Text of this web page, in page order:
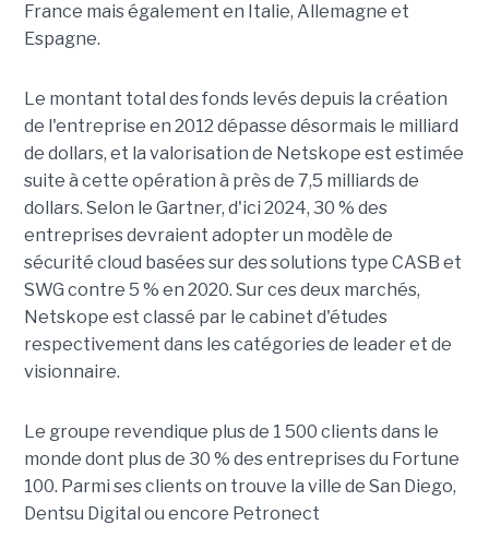
France mais également en Italie, Allemagne et
Espagne.
Le montant total des fonds levés depuis la création
de l'entreprise en 2012 dépasse désormais le milliard
de dollars, et la valorisation de Netskope est estimée
suite à cette opération à près de 7,5 milliards de
dollars. Selon le Gartner, d'ici 2024, 30 % des
entreprises devraient adopter un modèle de
sécurité cloud basées sur des solutions type CASB et
SWG contre 5 % en 2020. Sur ces deux marchés,
Netskope est classé par le cabinet d'études
respectivement dans les catégories de leader et de
visionnaire.
Le groupe revendique plus de 1 500 clients dans le
monde dont plus de 30 % des entreprises du Fortune
100. Parmi ses clients on trouve la ville de San Diego,
Dentsu Digital ou encore Petronect